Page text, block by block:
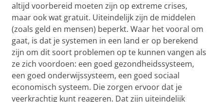
altijd voorbereid moeten zijn op extreme crises,
maar ook wat gratuit. Uiteindelijk zijn de middelen
(zoals geld en mensen) beperkt. Waar het vooral om
gaat, is dat je systemen in een land er op berekend
zijn om dit soort problemen op te kunnen vangen als
ze zich voordoen: een goed gezondheidssysteem,
een goed onderwijssysteem, een goed sociaal
economisch systeem. Die zorgen ervoor dat je
veerkrachtig kunt reageren. Dat zijn uiteindelijk